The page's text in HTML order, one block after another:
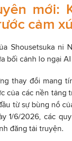
mới:
cảm
Shousetsuka ni
bối cảnh lo ngại
thay đổi mang
của các nền tảng
từ sự bùng nổ
1/6/2026, các
đăng tải truyện.